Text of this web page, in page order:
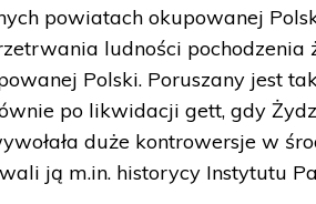
powiatach okupowanej
ludności pochodzenia
Polski. Poruszany jest
po likwidacji gett, gdy
duże kontrowersje w
ją m.in. historycy Instytutu